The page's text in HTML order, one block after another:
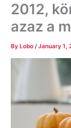
2012,
azaz a
By Lobo/January 1,
k
k